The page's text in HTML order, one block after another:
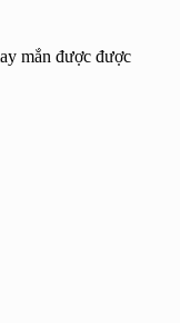
mắn được được